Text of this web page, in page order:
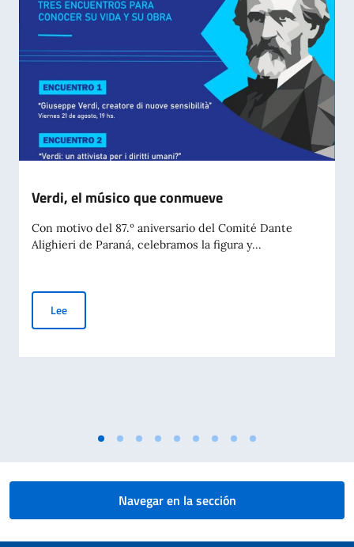
Verdi, el músico que conmueve
Con motivo del 87.º aniversario del Comité Dante
Alighieri de Paraná, celebramos la figura y...
LeeVerdi, el músico que conmueve
Navegar en la sección